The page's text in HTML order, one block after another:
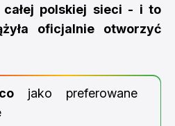
całej polskiej sieci - i to
oficjalnie otworzyć
jako preferowane